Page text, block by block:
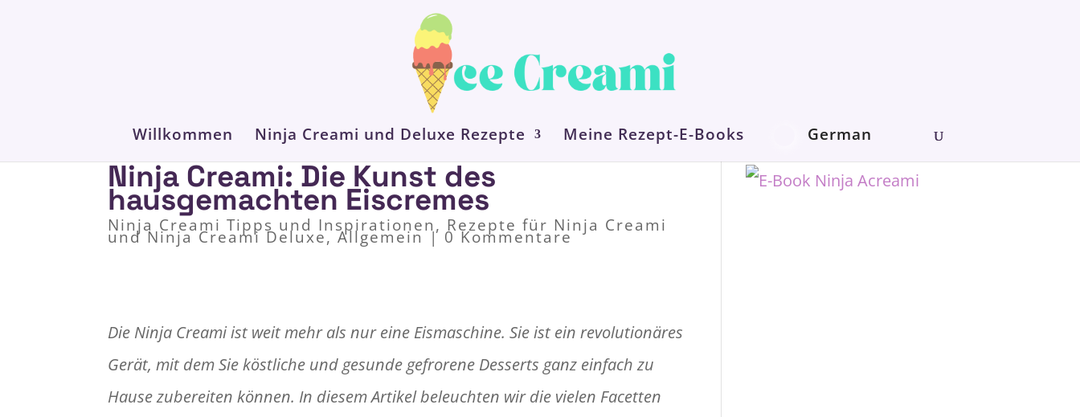
Willkommen Ninja Creami und Deluxe Rezepte Meine Rezept-E-Books German
Ninja Creami: Die Kunst des
hausgemachten Eiscremes
Ninja Creami Tipps und Inspirationen, Rezepte für Ninja Creami
und Ninja Creami Deluxe,Allgemein| 0 Kommentare
Die Ninja Creami ist weit mehr als nur eine Eismaschine. Sie ist ein revolutionäres
Gerät, mit dem Sie köstliche und gesunde gefrorene Desserts ganz einfach zu
Hause zubereiten können. In diesem Artikel beleuchten wir die vielen Facetten